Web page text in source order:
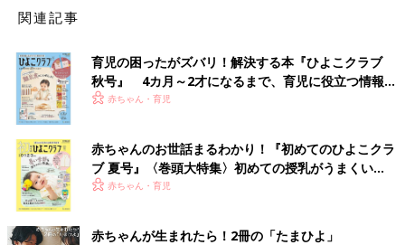
関連記事
育児の困ったがズバリ！解決する本『ひよこクラブ
秋号』 4カ月～2才になるまで、育児に役立つ情報が
いっぱい！
赤ちゃん・育児
赤ちゃんのお世話まるわかり！『初めてのひよこクラ
ブ 夏号』〈巻頭大特集〉初めての授乳がうまくい
く！ おっぱい・ミルクの基本と夏のトラブル 解決テ
赤ちゃん・育児
赤ちゃんが生まれたら！2冊の「たまひよ」